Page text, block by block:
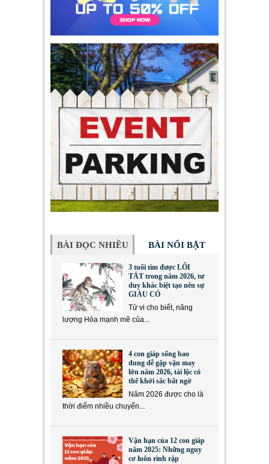
BÀI ĐỌC NHIỀU BÀI NỔI BẬT
3 tuổi tìm được LỐI
TẮT trong năm 2026, tư
duy khác biệt tạo nên sự
GIÀU CÓ
Tử vi cho biết, năng
lượng Hỏa mạnh mẽ của...
4 con giáp sống bao
dung dễ gặp vận may
lớn năm 2026, tài lộc có
thể khởi sắc bất ngờ
Năm 2026 được cho là
thời điểm nhiều chuyển...
Vận hạn của 12 con giáp
năm 2025: Những nguy
cơ luôn rình rập